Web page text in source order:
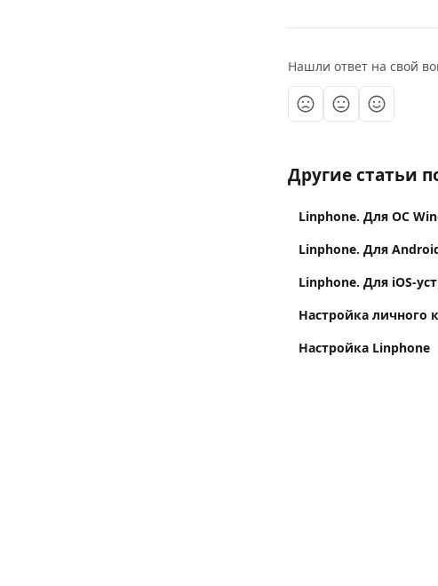
Нашли ответ на свой
Другие статьи
Linphone. Для ОС
Linphone. Для
Linphone. Для iOS-
Настройка личного
Настройка Linphone